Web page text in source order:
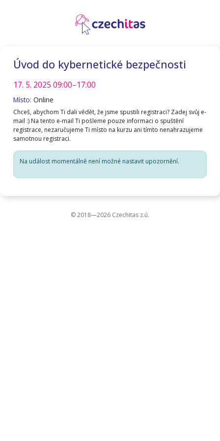
Úvod do kybernetické bezpečnosti
17. 5. 2025 09:00–17:00
Místo: Online
Chceš, abychom Ti dali vědět, že jsme spustili registraci? Zadej svůj e-
mail :) Na tento e-mail Ti pošleme pouze informaci o spuštění
registrace, nezaručujeme Ti místo na kurzu ani tímto nenahrazujeme
samotnou registraci.
Na událost momentálně není možné nastavit upozornění.
© 2018—2026 Czechitas z.ú.